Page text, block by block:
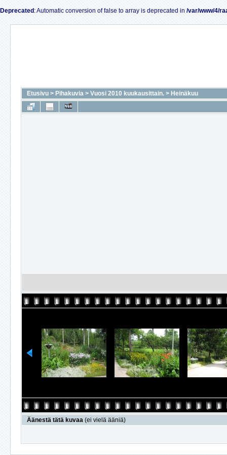
Deprecated : Automatic conversion of false to array is deprecated in /var/www/4/
Etusivu > Pihakuvia > Vuosi 2010 kuukausittain. > Heinäkuu
Äänestä tätä kuvaa (ei vielä ääniä)